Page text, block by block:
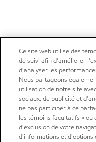
Ce site web utilise des
de suivi afin d'améliorer
d'analyser les
Nous partageons
utilisation de notre site
sociaux, de publicité et
ne pas participer à ce
les témoins facultatifs »
d'exclusion de votre
d'informations et d'options